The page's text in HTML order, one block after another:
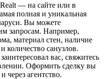
— на сайте или в
полная и уникальная
Вы можете
запросам. Например,
материал стен, наличие
количество санузлов.
вас, свяжитесь
Оформить сделку вы
через агентство.